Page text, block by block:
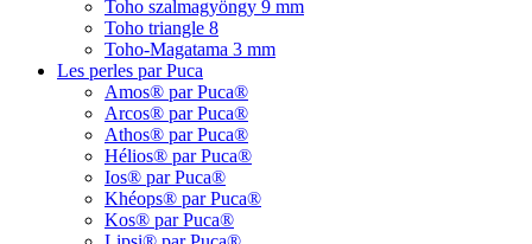
Toho szalmagyöngy 9 mm
Toho triangle 8
Toho-Magatama 3 mm
Les perles par Puca
Amos® par Puca®
Arcos® par Puca®
Athos® par Puca®
Hélios® par Puca®
Ios® par Puca®
Khéops® par Puca®
Kos® par Puca®